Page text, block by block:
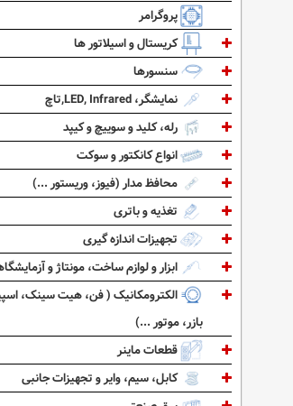
پروگرامر
کریستال و اسیلاتور ها
سنسورها
نمایشگر، LED, Infrared,تاچ
رله، کلید و سوییچ و کیپد
انواع کانکتور و سوکت
محافظ مدار (فیوز، وریستور ...)
تغذیه و باتری
تجهیزات اندازه گیری
ابزار و لوازم ساخت، مونتاژ و
الکترومکانیک ( فن، هیت سینک،
بازر، موتور ...)
قطعات ماینر
کابل، سیم، وایر و تجهیزات جانبی